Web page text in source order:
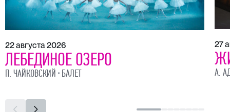
22 августа 2026
ЛЕБЕДИНОЕ ОЗЕРО
П. ЧАЙКОВСКИЙ БАЛЕТ
27
А.